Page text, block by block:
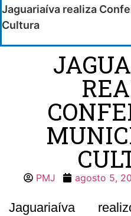
Jaguariaíva realiza
Cultura
PMJ agosto 5,
Jaguariaíva